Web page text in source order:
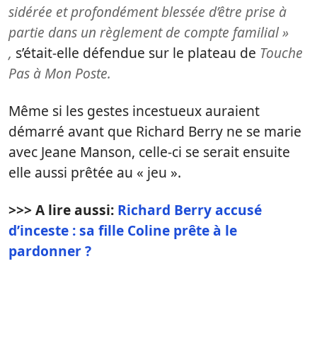
sidérée et profondément blessée d’être prise à
partie dans un règlement de compte familial »
, s’était-elle défendue sur le plateau de Touche
Pas à Mon Poste.
Même si les gestes incestueux auraient
démarré avant que Richard Berry ne se marie
avec Jeane Manson, celle-ci se serait ensuite
elle aussi prêtée au « jeu ».
>>> A lire aussi: Richard Berry accusé
d’inceste : sa fille Coline prête à le
pardonner ?